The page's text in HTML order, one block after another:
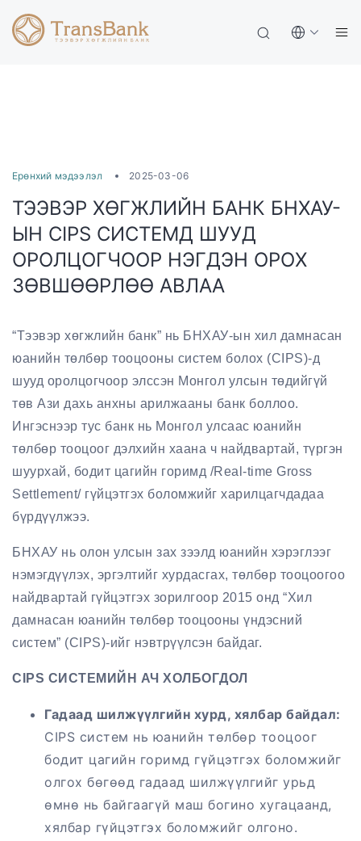
Ерөнхий мэдээлэл 2025-03-06
ТЭЭВЭР ХӨГЖЛИЙН БАНК БНХАУ-
ЫН CIPS СИСТЕМД ШУУД
ОРОЛЦОГЧООР НЭГДЭН ОРОХ
ЗӨВШӨӨРЛӨӨ АВЛАА
“Тээвэр хөгжлийн банк” нь БНХАУ-ын хил дамнасан
юанийн төлбөр тооцооны систем болох (CIPS)-д
шууд оролцогчоор элссэн Монгол улсын төдийгүй
төв Ази дахь анхны арилжааны банк боллоо.
Ингэснээр тус банк нь Монгол улсаас юанийн
төлбөр тооцоог дэлхийн хаана ч найдвартай, түргэн
шуурхай, бодит цагийн горимд /Real-time Gross
Settlement/ гүйцэтгэх боломжийг харилцагчдадаа
бүрдүүлжээ.
БНХАУ нь олон улсын зах зээлд юанийн хэрэглээг
нэмэгдүүлэх, эргэлтийг хурдасгах, төлбөр тооцоогоо
найдвартай гүйцэтгэх зорилгоор 2015 онд “Хил
дамнасан юанийн төлбөр тооцооны үндэсний
систем” (CIPS)-ийг нэвтрүүлсэн байдаг.
CIPS СИСТЕМИЙН АЧ ХОЛБОГДОЛ
Гадаад шилжүүлгийн хурд, хялбар байдал:
CIPS систем нь юанийн төлбөр тооцоог
бодит цагийн горимд гүйцэтгэх боломжийг
олгох бөгөөд гадаад шилжүүлгийг урьд
өмнө нь байгаагүй маш богино хугацаанд,
хялбар гүйцэтгэх боломжийг олгоно.